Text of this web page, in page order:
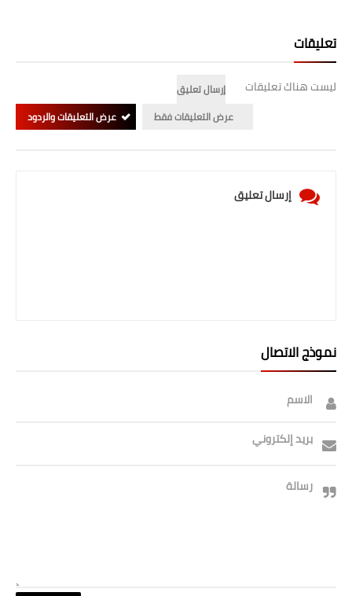
تعليقات
ليست هناك تعليقات
إرسال تعليق
عرض التعليقات فقط
عرض التعليقات والردود
إرسال تعليق
نموذج الاتصال
الاسم
بريد إلكتروني
رسالة